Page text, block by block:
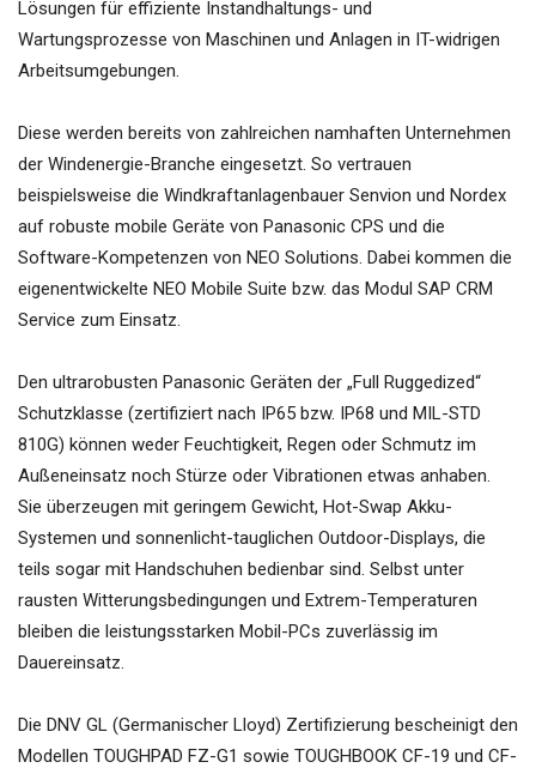
Lösungen für effiziente Instandhaltungs- und
Wartungsprozesse von Maschinen und Anlagen in IT-widrigen
Arbeitsumgebungen.
Diese werden bereits von zahlreichen namhaften Unternehmen
der Windenergie-Branche eingesetzt. So vertrauen
beispielsweise die Windkraftanlagenbauer Senvion und Nordex
auf robuste mobile Geräte von Panasonic CPS und die
Software-Kompetenzen von NEO Solutions. Dabei kommen die
eigenentwickelte NEO Mobile Suite bzw. das Modul SAP CRM
Service zum Einsatz.
Den ultrarobusten Panasonic Geräten der „Full Ruggedized“
Schutzklasse (zertifiziert nach IP65 bzw. IP68 und MIL-STD
810G) können weder Feuchtigkeit, Regen oder Schmutz im
Außeneinsatz noch Stürze oder Vibrationen etwas anhaben.
Sie überzeugen mit geringem Gewicht, Hot-Swap Akku-
Systemen und sonnenlicht-tauglichen Outdoor-Displays, die
teils sogar mit Handschuhen bedienbar sind. Selbst unter
rausten Witterungsbedingungen und Extrem-Temperaturen
bleiben die leistungsstarken Mobil-PCs zuverlässig im
Dauereinsatz.
Die DNV GL (Germanischer Lloyd) Zertifizierung bescheinigt den
Modellen TOUGHPAD FZ-G1 sowie TOUGHBOOK CF-19 und CF-